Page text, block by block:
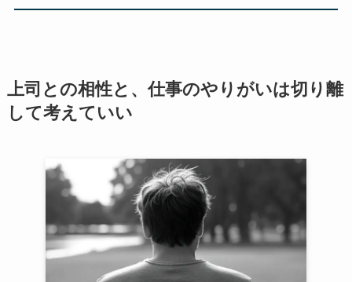
上司との相性と、仕事のやりがいは切り離
して考えていい